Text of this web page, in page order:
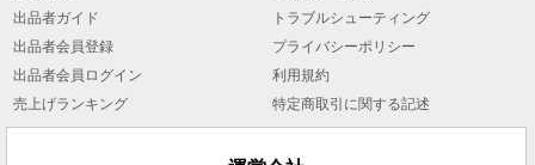
出品者ガイド
出品者会員登録
出品者会員ログイン
売上げランキング
トラブルシューティング
プライバシーポリシー
利用規約
特定商取引に関する記述